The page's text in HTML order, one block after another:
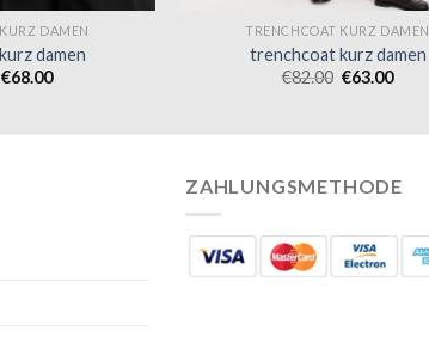
DAMEN
damen
€68.00
TRENCHCOAT KURZ DAMEN
trenchcoat kurz damen
€82.00 €63.00
ZAHLUNGSMETHODE